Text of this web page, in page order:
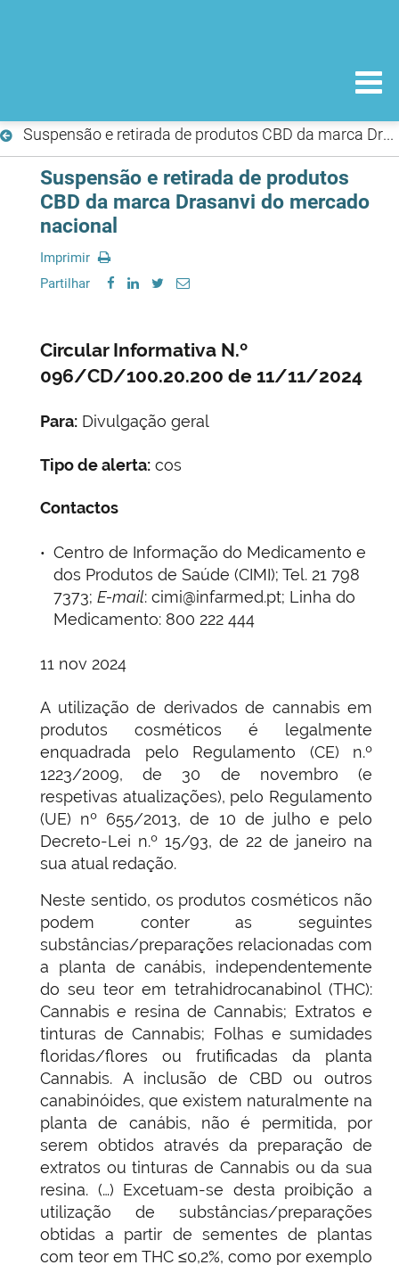
Suspensão e retirada de produtos CBD da marca Drasanvi do mercado nacional
Suspensão e retirada de produtos
CBD da marca Drasanvi do mercado
nacional
Imprimir
Partilhar
Circular Informativa N.º
096/CD/100.20.200 de 11/11/2024
Para: Divulgação geral
Tipo de alerta: cos
Contactos
Centro de Informação do Medicamento e
dos Produtos de Saúde (CIMI); Tel. 21 798
7373; E-mail: cimi@infarmed.pt; Linha do
Medicamento: 800 222 444
11 nov 2024
A utilização de derivados de cannabis em
produtos cosméticos é legalmente
enquadrada pelo Regulamento (CE) n.º
1223/2009, de 30 de novembro (e
respetivas atualizações), pelo Regulamento
(UE) nº 655/2013, de 10 de julho e pelo
Decreto-Lei n.º 15/93, de 22 de janeiro na
sua atual redação.
Neste sentido, os produtos cosméticos não
podem conter as seguintes
substâncias/preparações relacionadas com
a planta de canábis, independentemente
do seu teor em tetrahidrocanabinol (THC):
Cannabis e resina de Cannabis; Extratos e
tinturas de Cannabis; Folhas e sumidades
floridas/flores ou frutificadas da planta
Cannabis. A inclusão de CBD ou outros
canabinóides, que existem naturalmente na
planta de canábis, não é permitida, por
serem obtidos através da preparação de
extratos ou tinturas de Cannabis ou da sua
resina. (…) Excetuam-se desta proibição a
utilização de substâncias/preparações
obtidas a partir de sementes de plantas
com teor em THC ≤0,2%, como por exemplo